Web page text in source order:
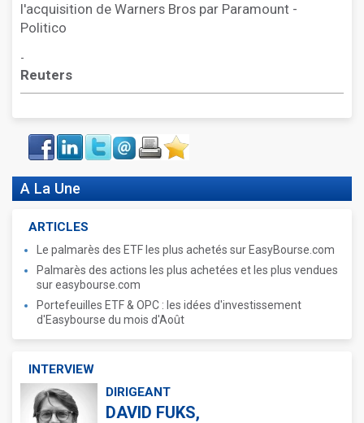
l'acquisition de Warners Bros par Paramount -
Politico
-
Reuters
Face
book
LinkIn Twitter Envoyer ImprimerFavoris
A La Une
ARTICLES
Le palmarès des ETF les plus achetés sur EasyBourse.com
Palmarès des actions les plus achetées et les plus vendues
sur easybourse.com
Portefeuilles ETF & OPC : les idées d'investissement
d'Easybourse du mois d'Août
INTERVIEW
DIRIGEANT
DAVID FUKS,